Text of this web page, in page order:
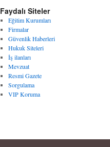
Faydalı Siteler
Eğitim Kurumları
Firmalar
Güvenlik Haberleri
Hukuk Siteleri
İş ilanları
Mevzuat
Resmi Gazete
Sorgulama
VIP Koruma